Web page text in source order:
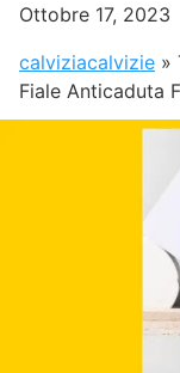
Ottobre 17, 2023
calviziacalvizie »
Fiale Anticaduta